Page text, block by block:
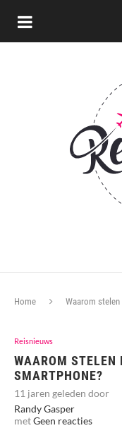
Home Waarom stelen
Reisnieuws
WAAROM STELEN
SMARTPHONE?
11 jaren geleden door
Randy Gasper
metGeen reacties